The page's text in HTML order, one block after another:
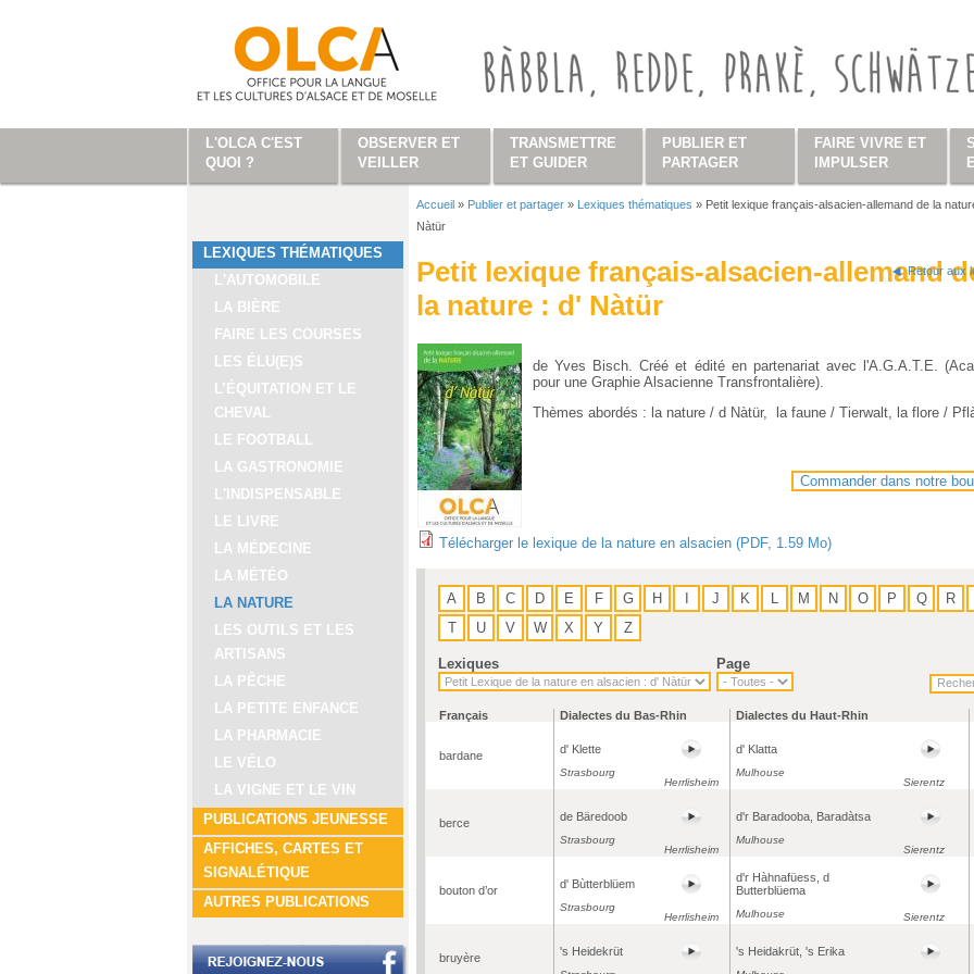
LEXIQUES THÉMATIQUES
L'AUTOMOBILE
LA BIÈRE
FAIRE LES COURSES
LES ÉLU(E)S
L’ÉQUITATION ET LE
CHEVAL
LE FOOTBALL
LA GASTRONOMIE
L'INDISPENSABLE
LE LIVRE
LA MÉDECINE
LA MÉTÉO
LA NATURE
LES OUTILS ET LES
ARTISANS
LA PÊCHE
LA PETITE ENFANCE
LA PHARMACIE
LE VÉLO
LA VIGNE ET LE VIN
PUBLICATIONS JEUNESSE
AFFICHES, CARTES ET
SIGNALÉTIQUE
AUTRES PUBLICATIONS
Vous êtes ici
Accueil » Publier et partager » Lexiques thématiques » Petit lexique français-alsacien-allemand de la
Nàtür
Retour aux
Petit lexique français-alsacien-allemand
la nature : d' Nàtür
de Yves Bisch. Créé et édité en partenariat avec l'A.G.A.T.E.
pour une Graphie Alsacienne Transfrontalière).
Thèmes abordés : la nature / d Nàtür, la faune / Tierwalt, la flore /
Commander dans notre
Télécharger le lexique de la nature en alsacien (PDF, 1.59 Mo)
A B C D E F G H J K M N O P Q R
T
U V W X Y Z
Lexiques Page
Français Dialectes du Bas-Rhin Dialectes du Haut-Rhin
bardane d' Klette
Strasbourg
Herrlisheim
d' Klatta
Mulhouse
Sierentz
berce de Bäredoob
Strasbourg
Herrlisheim
d'r Baradooba, Baradàtsa
Mulhouse
Sierentz
bouton d’or d' Bùtterblüem
Strasbourg
Herrlisheim
d'r Hàhnafüess, d
Butterblüema
Mulhouse Sierentz
bruyère 's Heidekrüt 's Heidakrüt, 's Erika
L'OLCA C'EST
QUOI ?
OBSERVER ET
VEILLER
TRANSMETTRE
ET GUIDER
PUBLIER ET
PARTAGER
FAIRE VIVRE ET
IMPULSER